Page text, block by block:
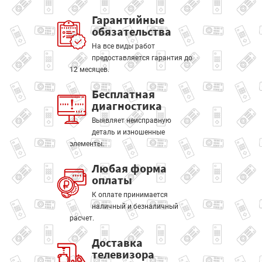
Гарантийные
обязательства
На все виды работ
предоставляется гарантия до
12 месяцев.
Бесплатная
диагностика
Выявляет неисправную
деталь и изношенные
элементы.
Любая форма
оплаты
К оплате принимается
наличный и безналичный
расчет.
Доставка
телевизора